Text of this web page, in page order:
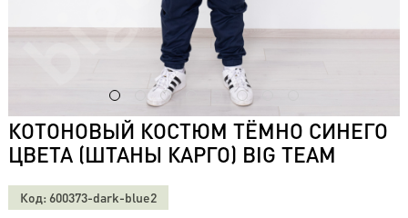
Футболки
на
манжете
(28)
ФУТБОЛКИ
ПОЛО
КОТОНОВЫЙ КОСТЮМ ТЁМНО СИНЕГО
ЦВЕТА (ШТАНЫ КАРГО) BIG TEAM
Код: 600373-dark-blue2